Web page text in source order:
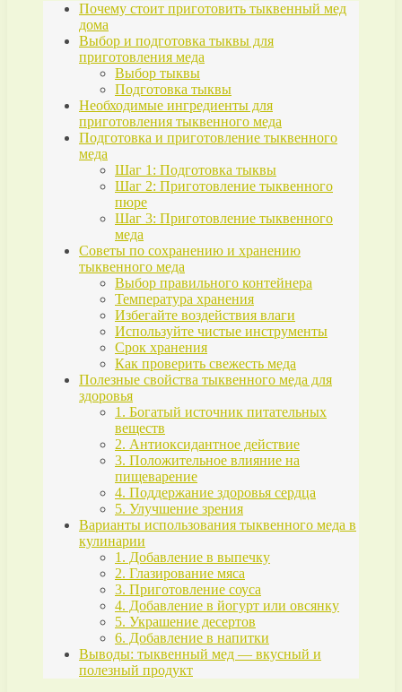
Почему стоит приготовить тыквенный мед
дома
Выбор и подготовка тыквы для
приготовления меда
Выбор тыквы
Подготовка тыквы
Необходимые ингредиенты для
приготовления тыквенного меда
Подготовка и приготовление тыквенного
меда
Шаг 1: Подготовка тыквы
Шаг 2: Приготовление тыквенного
пюре
Шаг 3: Приготовление тыквенного
меда
Советы по сохранению и хранению
тыквенного меда
Выбор правильного контейнера
Температура хранения
Избегайте воздействия влаги
Используйте чистые инструменты
Срок хранения
Как проверить свежесть меда
Полезные свойства тыквенного меда для
здоровья
1. Богатый источник питательных
веществ
2. Антиоксидантное действие
3. Положительное влияние на
пищеварение
4. Поддержание здоровья сердца
5. Улучшение зрения
Варианты использования тыквенного меда в
кулинарии
1. Добавление в выпечку
2. Глазирование мяса
3. Приготовление соуса
4. Добавление в йогурт или овсянку
5. Украшение десертов
6. Добавление в напитки
Выводы: тыквенный мед — вкусный и
полезный продукт